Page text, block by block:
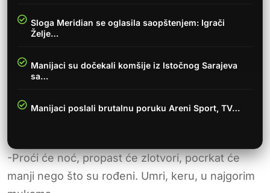
Sloga Meridian se oglasila saopštenjem: Igrači
Želje…
Manijaci su dočekali komšije iz Istočnog Sarajeva
sa…
Manijaci poslali brutalnu poruku Areni Sport, TV…
-Proći će noć, propast će zlotvori, pocrkat će
manji nego što su rođeni. Umri, keru, u najgorim